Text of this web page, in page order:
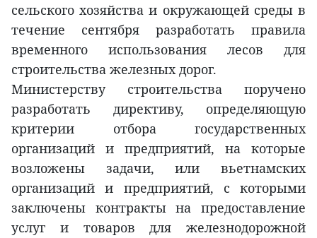
сельского хозяйства и окружающей среды в
течение сентября разработать правила
временного использования лесов для
строительства железных дорог.
Министерству строительства поручено
разработать директиву, определяющую
критерии отбора государственных
организаций и предприятий, на которые
возложены задачи, или вьетнамских
организаций и предприятий, с которыми
заключены контракты на предоставление
услуг и товаров для железнодорожной